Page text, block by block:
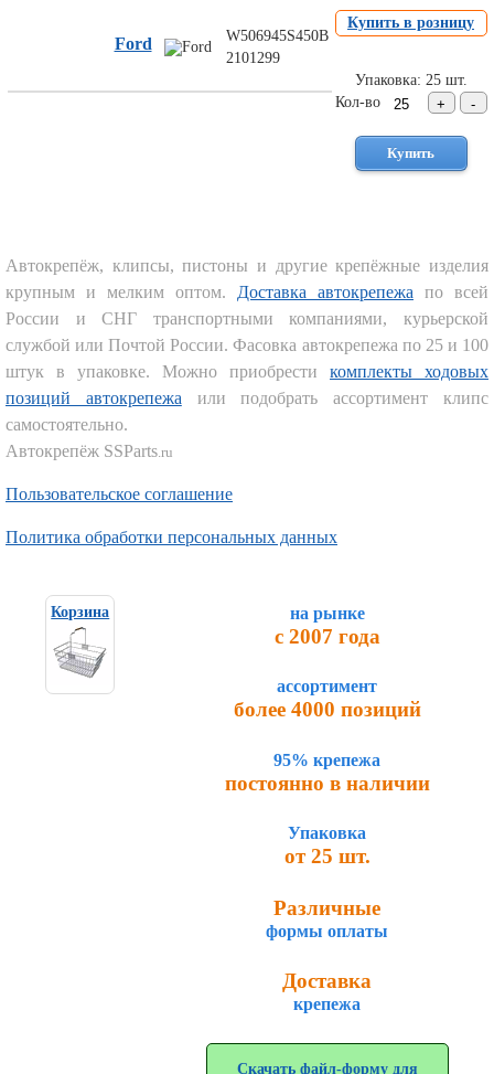
Торговое
Металлический
крепеж
Новинки
автокрепежа
Ford
W506945S450B
2101299
Купить в розницу
Упаковка: 25 шт.
Кол-во
Автокрепёж, клипсы, пистоны и другие крепёжные изделия
крупным и мелким оптом. Доставка автокрепежа по всей
России и СНГ транспортными компаниями, курьерской
службой или Почтой России. Фасовка автокрепежа по 25 и 100
штук в упаковке. Можно приобрести комплекты ходовых
позиций автокрепежа или подобрать ассортимент клипс
самостоятельно.
Автокрепёж SSParts.ru
Пользовательское соглашение
Политика обработки персональных данных
Корзина на рынке
с 2007 года
ассортимент
более 4000 позиций
95% крепежа
постоянно в наличии
Упаковка
от 25 шт.
Различные
формы оплаты
Доставка
крепежа
Скачать файл-форму для